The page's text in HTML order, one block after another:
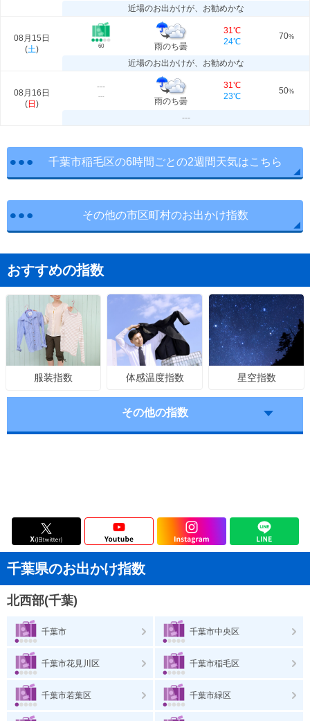
近場のお出かけが、お勧めかな
08月15日
(土) 60 雨のち曇
31℃
24℃
70%
近場のお出かけが、お勧めかな
08月16日
(日 )
---
---
雨のち曇
31℃
23℃
50%
---
千葉市稲毛区の6時間ごとの2週間天気はこちら
その他の市区町村のお出かけ指数
おすすめの指数
服装指数 体感温度指数 星空指数
その他の指数
千葉県のお出かけ指数
北西部(千葉)
千葉市 千葉市中央区
千葉市花見川区 千葉市稲毛区
千葉市若葉区 千葉市緑区